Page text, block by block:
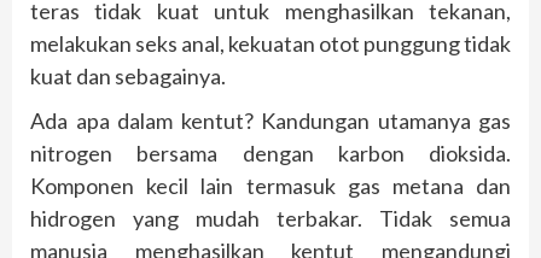
teras tidak kuat untuk menghasilkan tekanan,
melakukan seks anal, kekuatan otot punggung tidak
kuat dan sebagainya.
Ada apa dalam kentut? Kandungan utamanya gas
nitrogen bersama dengan karbon dioksida.
Komponen kecil lain termasuk gas metana dan
hidrogen yang mudah terbakar. Tidak semua
manusia menghasilkan kentut mengandungi